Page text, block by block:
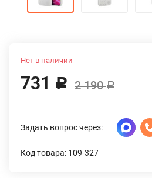
Нет в наличии
731 Р 2 190Р
Задать вопрос через:
Код товара: 109-327